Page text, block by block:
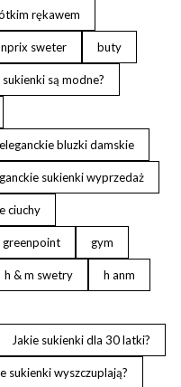
rękawem
sweter buty
są modne?
eleganckie bluzki damskie
sukienki wyprzedaż
ciuchy
greenpoint gym
h & m swetry h anm
Jakie sukienki dla 30 latki?
sukienki wyszczuplają?